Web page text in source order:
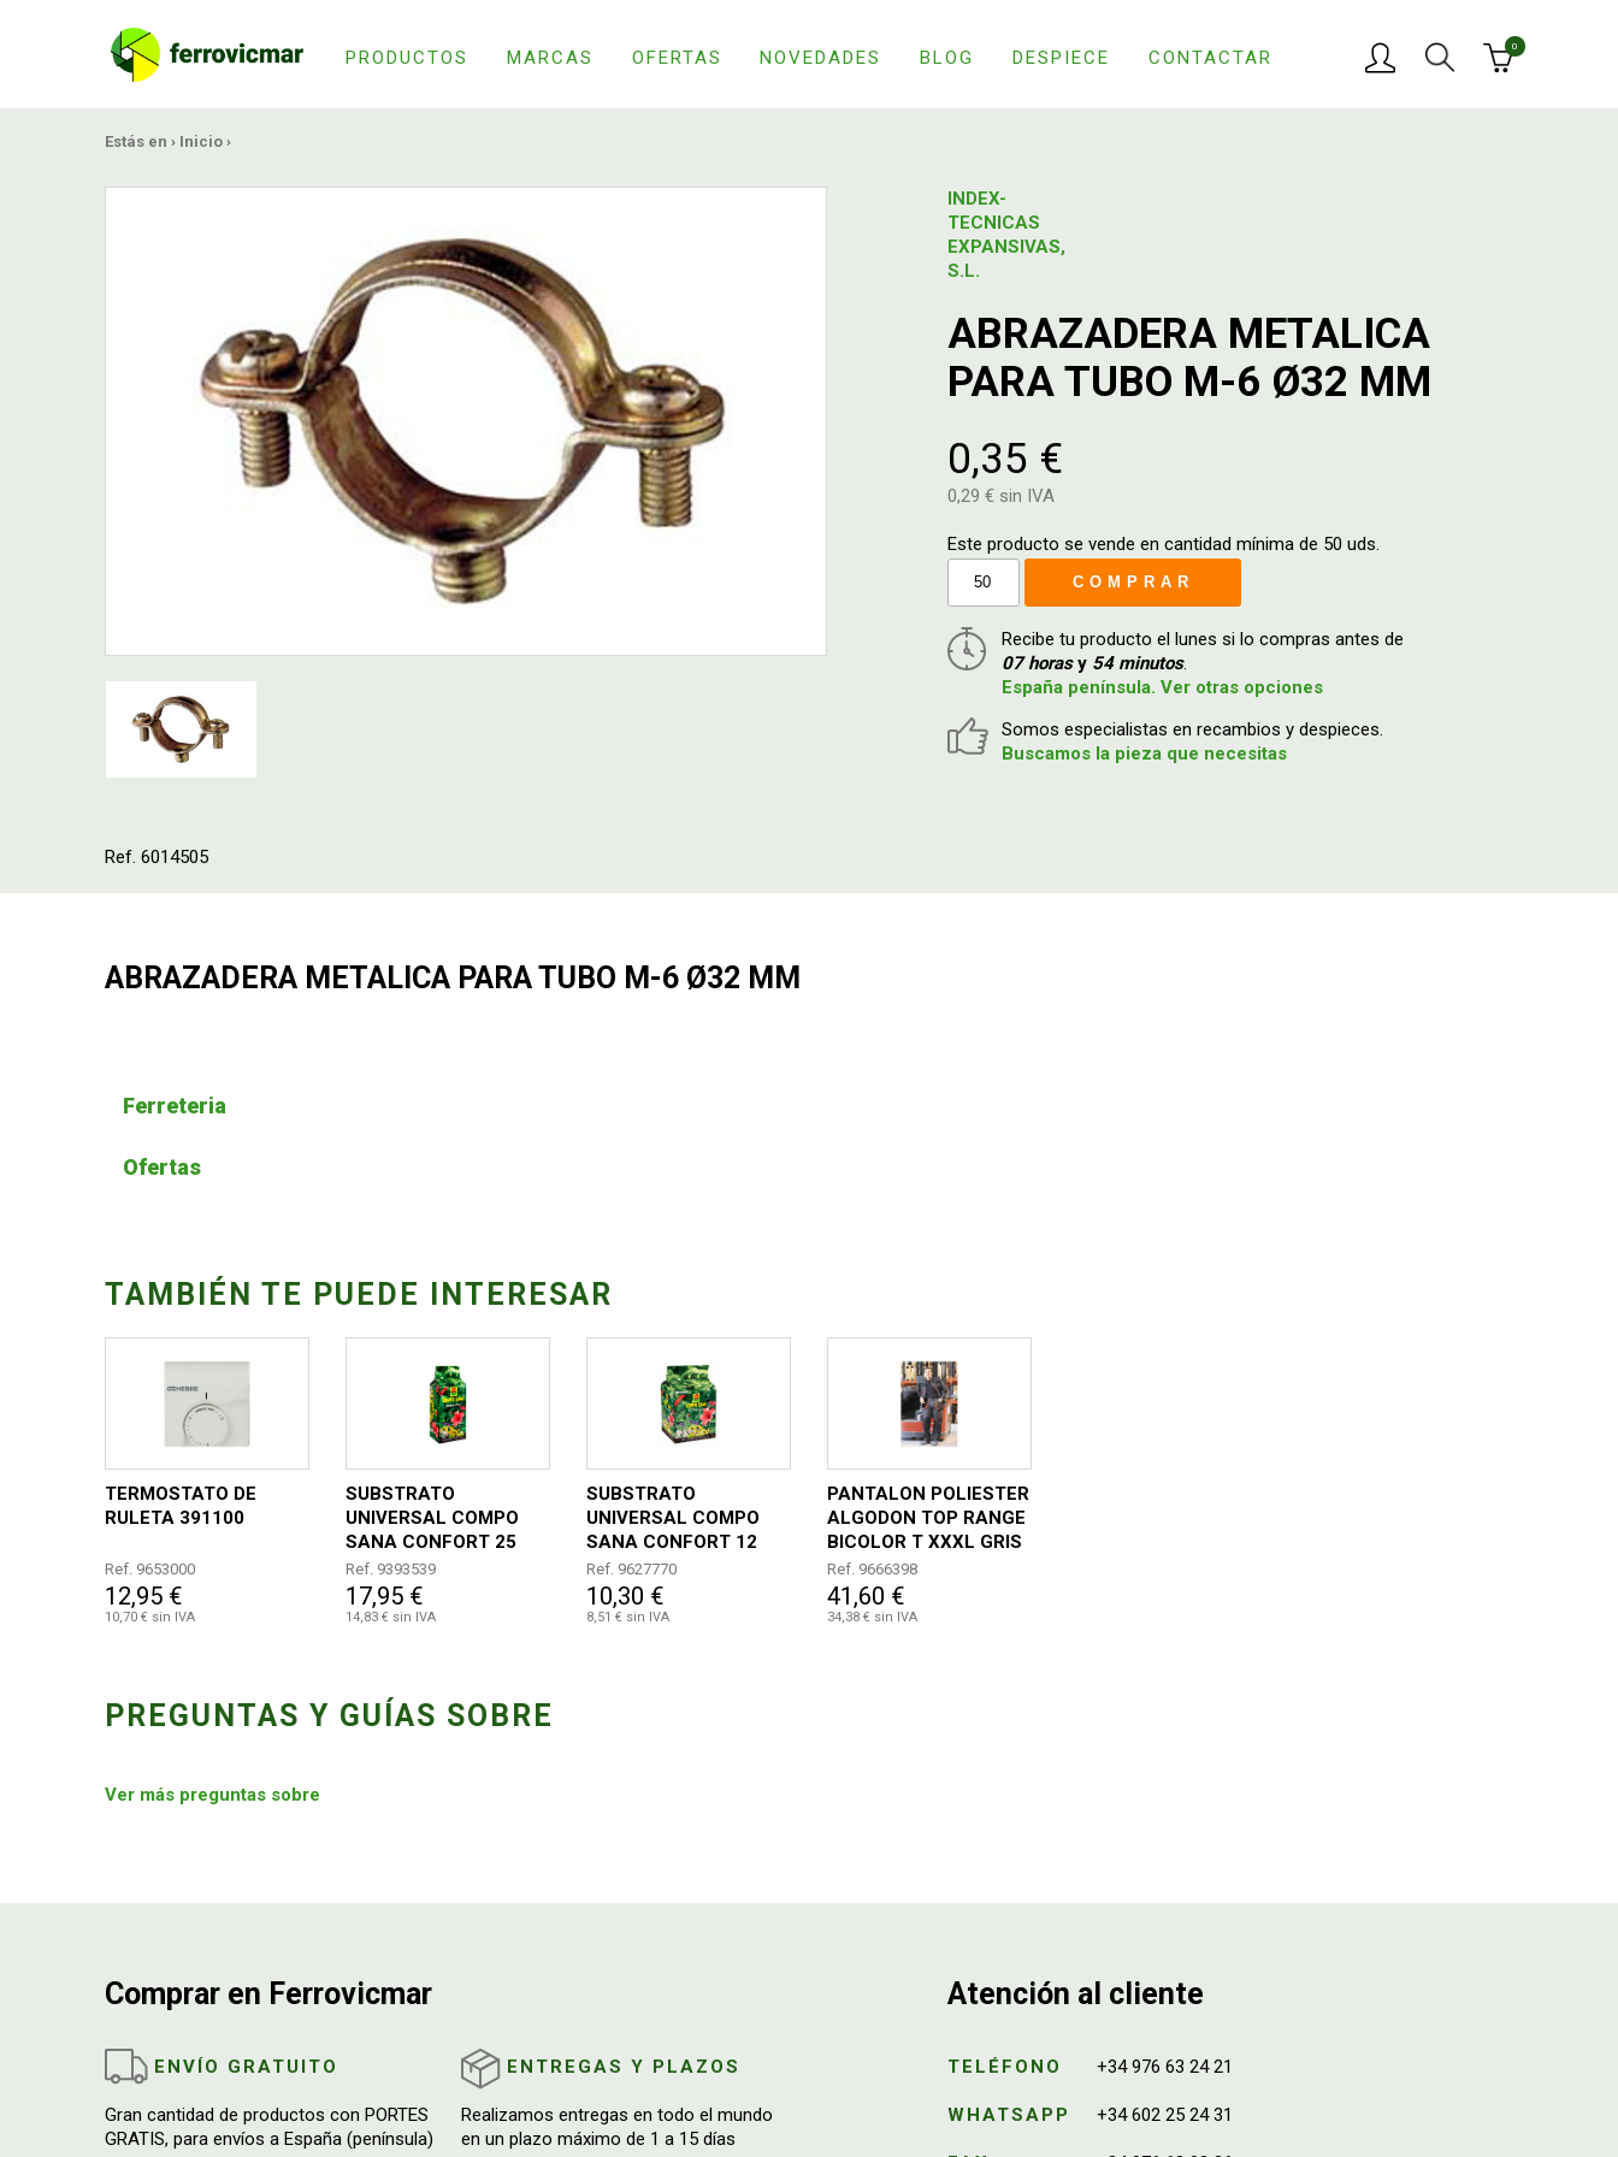
PRODUCTOS MARCAS OFERTAS NOVEDADES BLOG DESPIECE CONTACTAR
0
Estás en › Inicio ›
Ref. 6014505
INDEX-
TECNICAS
EXPANSIVAS,
S.L.
ABRAZADERA METALICA
PARA TUBO M-6 Ø32 MM
0,35 €
0,29 € sin IVA
Este producto se vende en cantidad mínima de 50 uds.
COMPRAR
Recibe tu producto el lunes si lo compras antes de
07 horasy 54 minutos.
España península. Ver otras opciones
Somos especialistas en recambios y despieces.
Buscamos la pieza que necesitas
ABRAZADERA METALICA PARA TUBO M-6 Ø32 MM
Ferreteria
Ofertas
TAMBIÉN TE PUEDE INTERESAR
TERMOSTATO DE
RULETA 391100
Ref. 9653000
12,95 €
10,70 € sin IVA
SUBSTRATO
UNIVERSAL COMPO
SANA CONFORT 25
LITROS
Ref. 9393539
17,95 €
14,83 € sin IVA
SUBSTRATO
UNIVERSAL COMPO
SANA CONFORT 12
LITROS
Ref. 9627770
10,30 €
8,51 € sin IVA
PANTALON POLIESTER
ALGODON TOP RANGE
BICOLOR T XXXL GRIS
/ NEGRO / NARANJA
Ref. 9666398
41,60 €
34,38 € sin IVA
PREGUNTAS Y GUÍAS SOBRE
Ver más preguntas sobre
Comprar en Ferrovicmar
ENVÍO GRATUITO
Gran cantidad de productos con PORTES
GRATIS, para envíos a España (península)
ENTREGAS Y PLAZOS
Realizamos entregas en todo el mundo
en un plazo máximo de 1 a 15 días
Atención al cliente
TELÉFONO +34 976 63 24 21
WHATSAPP +34 602 25 24 31